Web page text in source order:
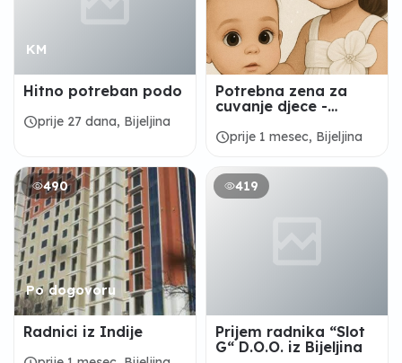
KM
Hitno potreban podo
scheduleprije 27 dana, Bijeljina
Potrebna zena za
cuvanje djece -
scheduleprije 1 mesec, Bijeljina
490
Po dogovoru
Radnici iz Indije
419
Prijem radnika “Slot
G“ D.O.O. iz Bijeljina